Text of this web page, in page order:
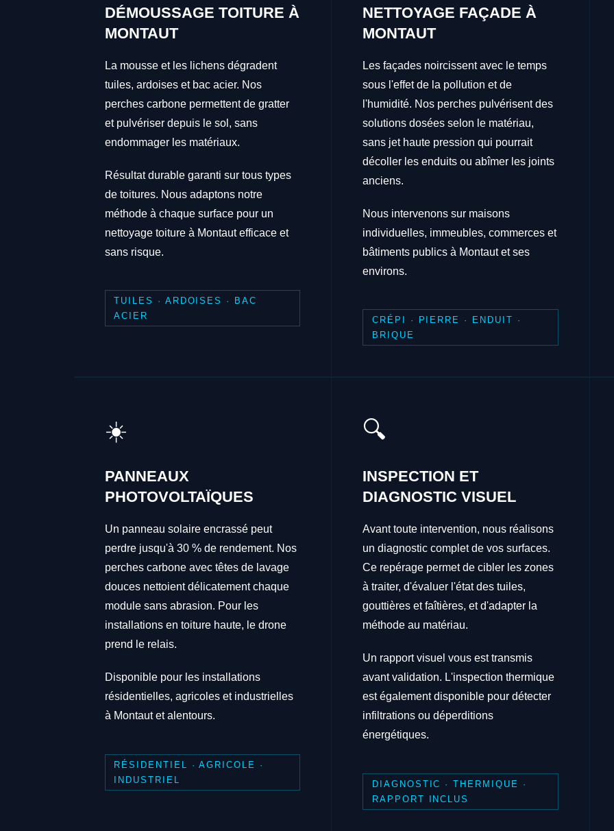
DÉMOUSSAGE TOITURE À
MONTAUT
La mousse et les lichens dégradent
tuiles, ardoises et bac acier. Nos
perches carbone permettent de gratter
et pulvériser depuis le sol, sans
endommager les matériaux.
Résultat durable garanti sur tous types
de toitures. Nous adaptons notre
méthode à chaque surface pour un
nettoyage toiture à Montaut efficace et
sans risque.
TUILES · ARDOISES · BAC
ACIER
NETTOYAGE FAÇADE À
MONTAUT
Les façades noircissent avec le temps
sous l'effet de la pollution et de
l'humidité. Nos perches pulvérisent des
solutions dosées selon le matériau,
sans jet haute pression qui pourrait
décoller les enduits ou abîmer les joints
anciens.
Nous intervenons sur maisons
individuelles, immeubles, commerces et
bâtiments publics à Montaut et ses
environs.
CRÉPI · PIERRE · ENDUIT ·
BRIQUE
☀️
PANNEAUX
PHOTOVOLTAÏQUES
Un panneau solaire encrassé peut
perdre jusqu'à 30 % de rendement. Nos
perches carbone avec têtes de lavage
douces nettoient délicatement chaque
module sans abrasion. Pour les
installations en toiture haute, le drone
prend le relais.
Disponible pour les installations
résidentielles, agricoles et industrielles
à Montaut et alentours.
RÉSIDENTIEL · AGRICOLE ·
INDUSTRIEL
🔍
INSPECTION ET
DIAGNOSTIC VISUEL
Avant toute intervention, nous réalisons
un diagnostic complet de vos surfaces.
Ce repérage permet de cibler les zones
à traiter, d'évaluer l'état des tuiles,
gouttières et faîtières, et d'adapter la
méthode au matériau.
Un rapport visuel vous est transmis
avant validation. L'inspection thermique
est également disponible pour détecter
infiltrations ou déperditions
énergétiques.
DIAGNOSTIC · THERMIQUE ·
RAPPORT INCLUS